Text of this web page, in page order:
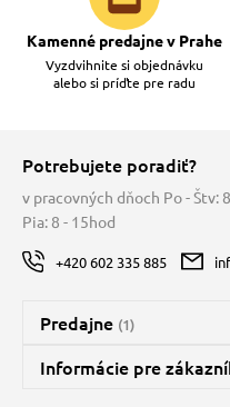
Kamenné predajne v Prahe
Vyzdvihnite si objednávku
alebo si príďte pre radu
Potrebujete poradiť?
v pracovných dňoch Po - Štv:
Pia: 8 - 15hod
+420 602 335 885
Predajne (1)
Predajňa a sklad
Bohužiaľ,
Informácie pre